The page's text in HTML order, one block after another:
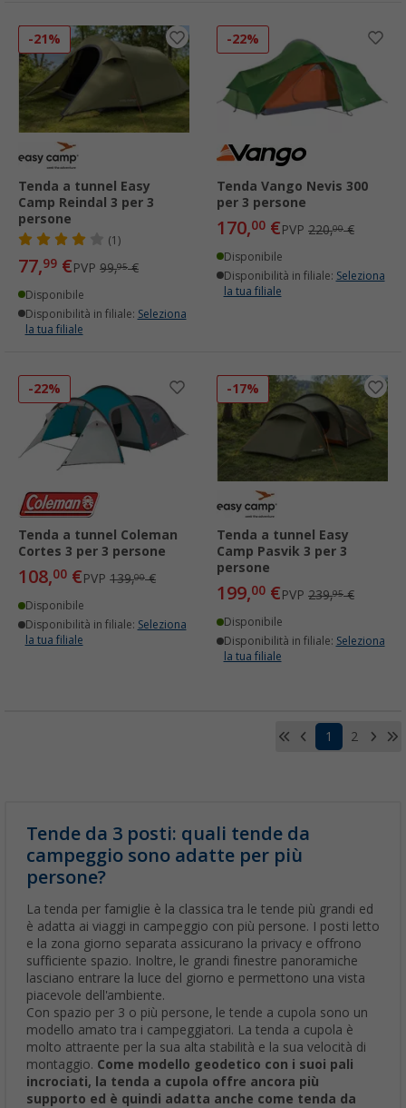
-21%
Tenda a tunnel Easy
Camp Reindal 3 per 3
persone
(1)
77,99 €PVP 99,95€
Disponibile
Disponibilità in filiale: Seleziona
la tua filiale
-22%
Tenda Vango Nevis 300
per 3 persone
170,00 €PVP 220,00€
Disponibile
Disponibilità in filiale: Seleziona
la tua filiale
-22%
Tenda a tunnel Coleman
Cortes 3 per 3 persone
108,00 €PVP 139,00€
Disponibile
Disponibilità in filiale: Seleziona
la tua filiale
-17%
Tenda a tunnel Easy
Camp Pasvik 3 per 3
persone
199,00 €PVP 239,95€
Disponibile
Disponibilità in filiale: Seleziona
la tua filiale
1 2
Tende da 3 posti: quali tende da
campeggio sono adatte per più
persone?
La tenda per famiglie è la classica tra le tende più grandi ed
è adatta ai viaggi in campeggio con più persone. I posti letto
e la zona giorno separata assicurano la privacy e offrono
sufficiente spazio. Inoltre, le grandi finestre panoramiche
lasciano entrare la luce del giorno e permettono una vista
piacevole dell'ambiente.
Con spazio per 3 o più persone, le tende a cupola sono un
modello amato tra i campeggiatori. La tenda a cupola è
molto attraente per la sua alta stabilità e la sua velocità di
montaggio. Come modello geodetico con i suoi pali
incrociati, la tenda a cupola offre ancora più
supporto ed è quindi adatta anche come tenda da